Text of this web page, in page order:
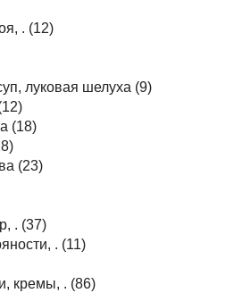
. (12)
луковая шелуха (9)
(18)
(23)
. (37)
. (11)
кремы, . (86)